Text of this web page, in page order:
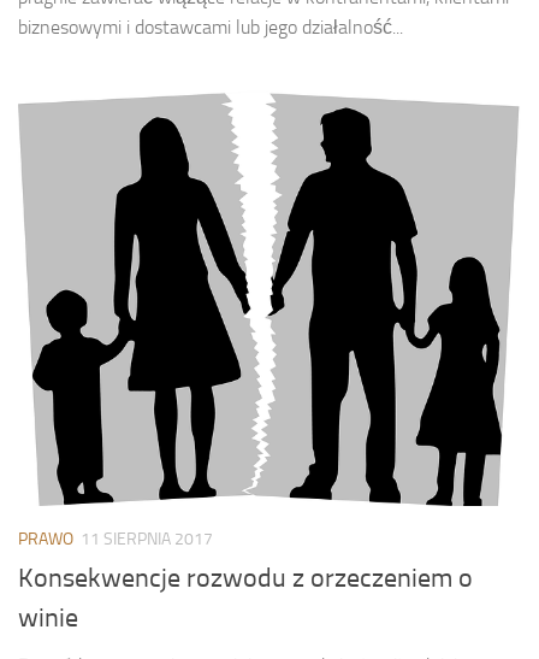
biznesowymi i dostawcami lub jego działalność...
PRAWO 11 SIERPNIA 2017
Konsekwencje rozwodu z orzeczeniem o
winie